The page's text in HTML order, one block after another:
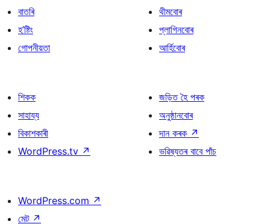
বাতৰি
হ’ষ্টিং
গোপনীয়তা
থীমবোৰ
প্লাগিনবোৰ
আৰ্হিবোৰ
শিকক
সাহায্য
বিকাশকাৰী
WordPress.tv ↗
জড়িত হৈ পৰক
অনুষ্ঠানবোৰ
দান কৰক ↗
ভৱিষ্যতৰ বাবে পাঁচ
WordPress.com ↗
মেট ↗